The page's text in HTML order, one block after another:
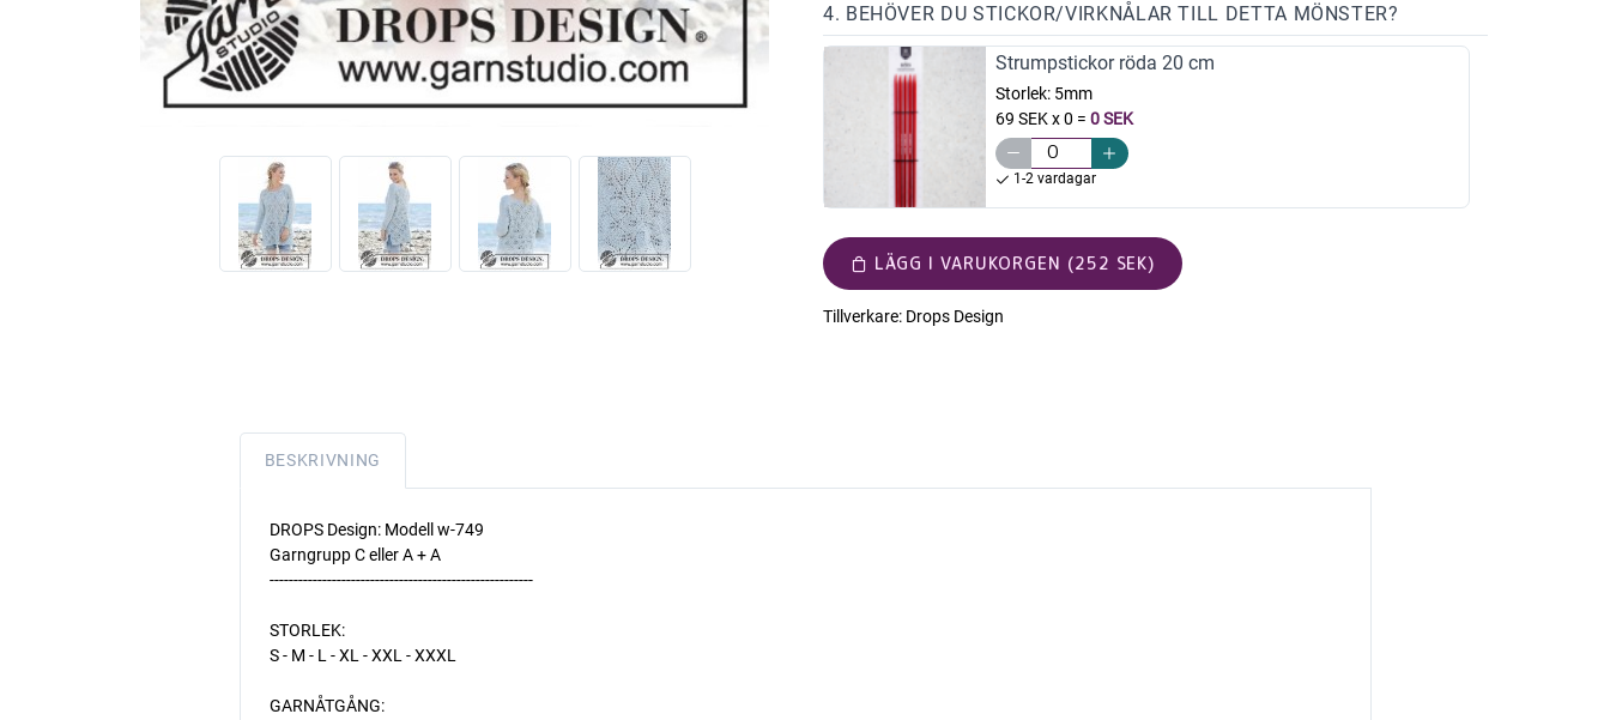
4. BEHÖVER DU STICKOR/VIRKNÅLAR TILL DETTA MÖNSTER?
Strumpstickor röda 20 cm
Storlek: 5mm
69 SEK x 0 = 0 SEK
1-2 vardagar
LÄGG I VARUKORGEN (252 SEK)
Tillverkare: Drops Design
BESKRIVNING
DROPS Design: Modell w-749
Garngrupp C eller A + A
-------------------------------------------------------
STORLEK:
S - M - L - XL - XXL - XXXL
GARNÅTGÅNG: